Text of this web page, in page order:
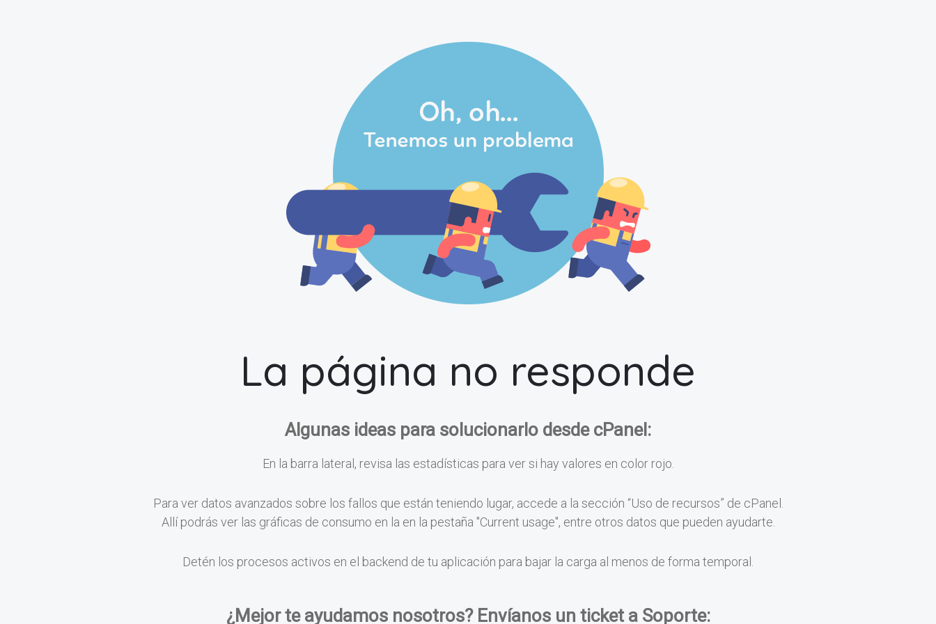
La página no responde
Algunas ideas para solucionarlo desde cPanel:
En la barra lateral, revisa las estadísticas para ver si hay valores en color rojo.
Para ver datos avanzados sobre los fallos que están teniendo lugar, accede a la sección “Uso de recursos” de cPanel.
Allí podrás ver las gráficas de consumo en la en la pestaña "Current usage", entre otros datos que pueden ayudarte.
Detén los procesos activos en el backend de tu aplicación para bajar la carga al menos de forma temporal.
¿Mejor te ayudamos nosotros? Envíanos un ticket a Soporte: